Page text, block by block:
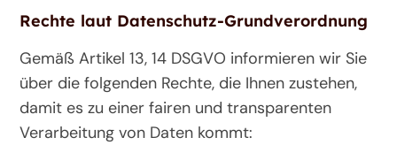
Rechte laut Datenschutz-Grundverordnung
Gemäß Artikel 13, 14 DSGVO informieren wir Sie
über die folgenden Rechte, die Ihnen zustehen,
damit es zu einer fairen und transparenten
Verarbeitung von Daten kommt: